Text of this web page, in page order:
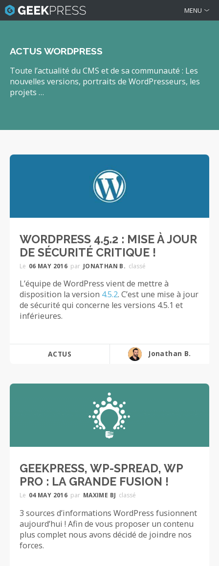
MENU
ACTUS WORDPRESS
Toute l’actualité du CMS et de sa communauté : Les
nouvelles versions, portraits de WordPresseurs, les
projets …
WORDPRESS 4.5.2 : MISE À JOUR
DE SÉCURITÉ CRITIQUE !
Le 06 MAY 2016 par JONATHAN B. classé
L’équipe de WordPress vient de mettre à
disposition la version 4.5.2. C’est une mise à jour
de sécurité qui concerne les versions 4.5.1 et
inférieures.
ACTUS Jonathan B.
GEEKPRESS, WP-SPREAD, WP
PRO : LA GRANDE FUSION !
Le 04 MAY 2016 par MAXIME BJ classé
3 sources d’informations WordPress fusionnent
aujourd’hui ! Afin de vous proposer un contenu
plus complet nous avons décidé de joindre nos
forces.